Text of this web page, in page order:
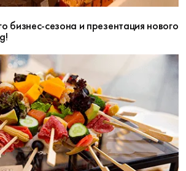
бизнес-сезона и презентация нового